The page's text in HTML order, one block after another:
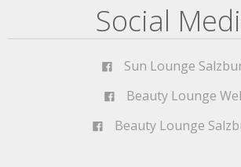
Social
Sun Lounge
Beauty Lounge
Beauty Lounge